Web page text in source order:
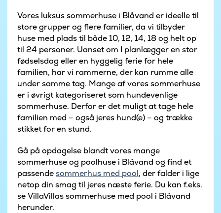
Vores luksus sommerhuse i Blåvand er ideelle til
store grupper og flere familier, da vi tilbyder
huse med plads til både 10, 12, 14, 18 og helt op
til 24 personer. Uanset om I planlægger en stor
fødselsdag eller en hyggelig ferie for hele
familien, har vi rammerne, der kan rumme alle
under samme tag. Mange af vores sommerhuse
er i øvrigt kategoriseret som hundevenlige
sommerhuse. Derfor er det muligt at tage hele
familien med – også jeres hund(e) – og trække
stikket for en stund.
Gå på opdagelse blandt vores mange
sommerhuse og poolhuse i Blåvand og find et
passendesommerhus med pool, der falder i lige
netop din smag til jeres næste ferie. Du kan f.eks.
se VillaVillas sommerhuse med pool i Blåvand
herunder.